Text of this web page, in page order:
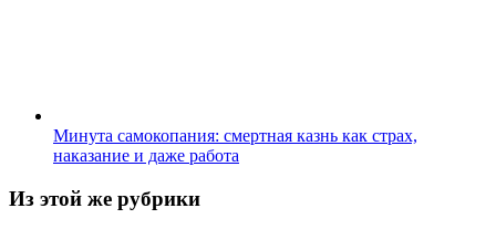
Минута самокопания: смертная казнь как страх,
наказание и даже работа
Из этой же рубрики